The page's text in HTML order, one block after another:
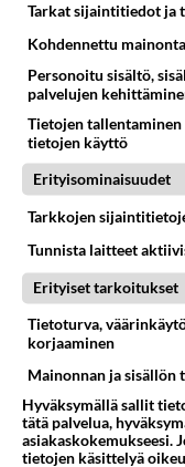
RESEPTIT
Janssonin
iloisesti!
niin aina
Tarkat sijaintitiedot ja
Kohdennettu
Personoitu sisältö,
palvelujen
Tietojen
tietojen käyttö
Erityisominaisuudet
Tarkkojen
Tunnista laitteet
Erityiset tarkoitukset
Tietoturva,
korjaaminen
Mainonnan ja sisällön
Hyväksymällä sallit
tätä palvelua,
asiakaskokemukseesi.
tietojen käsittelyä